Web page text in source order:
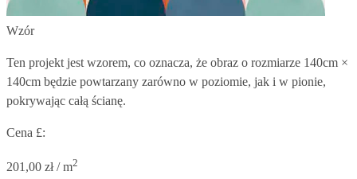
Wzór
Ten projekt jest wzorem, co oznacza, że obraz o rozmiarze 140cm ×
140cm będzie powtarzany zarówno w poziomie, jak i w pionie,
pokrywając całą ścianę.
Cena £:
201,00 zł / m2